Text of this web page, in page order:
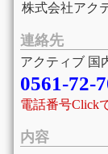
株式会社アク
連絡先
アクティブ 国
0561-72-
電話番号Click
内容